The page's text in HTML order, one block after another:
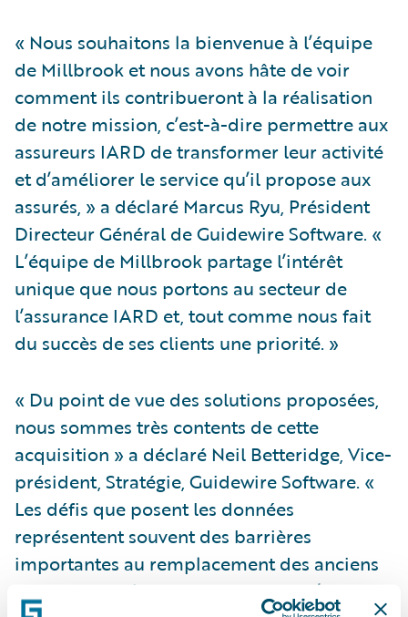
« Nous souhaitons la bienvenue à l’équipe
de Millbrook et nous avons hâte de voir
comment ils contribueront à la réalisation
de notre mission, c’est-à-dire permettre aux
assureurs IARD de transformer leur activité
et d’améliorer le service qu’il propose aux
assurés, » a déclaré Marcus Ryu, Président
Directeur Général de Guidewire Software. «
L’équipe de Millbrook partage l’intérêt
unique que nous portons au secteur de
l’assurance IARD et, tout comme nous fait
du succès de ses clients une priorité. »
« Du point de vue des solutions proposées,
nous sommes très contents de cette
acquisition » a déclaré Neil Betteridge, Vice-
président, Stratégie, Guidewire Software. «
Les défis que posent les données
représentent souvent des barrières
importantes au remplacement des anciens
systèmes et à la transformation de l’activité.